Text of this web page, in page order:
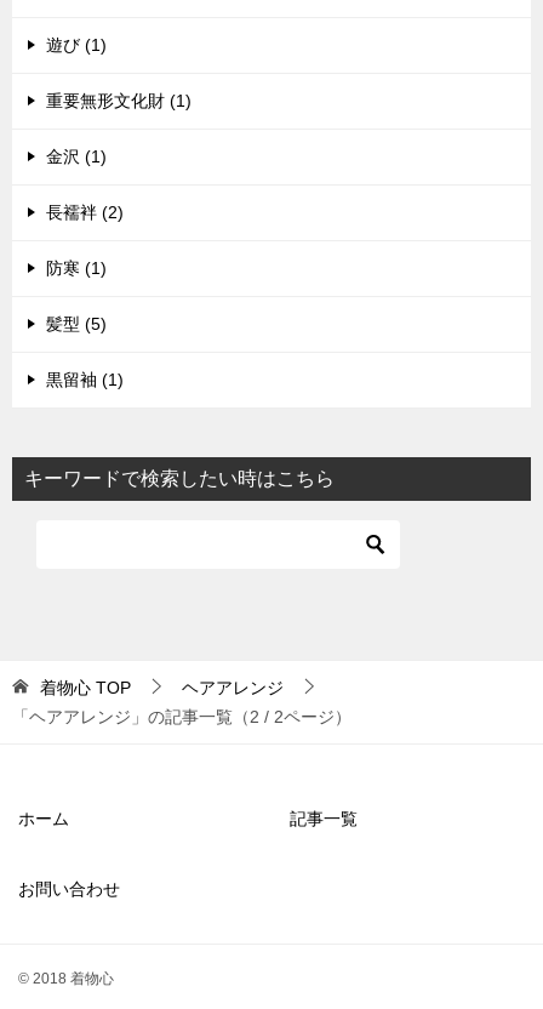
遊び (1)
重要無形文化財 (1)
金沢 (1)
長襦袢 (2)
防寒 (1)
髪型 (5)
黒留袖 (1)
キーワードで検索したい時はこちら
着物心 TOP
ヘアアレンジ
「ヘアアレンジ」の記事一覧（2 / 2ページ）
ホーム 記事一覧
お問い合わせ
© 2018 着物心